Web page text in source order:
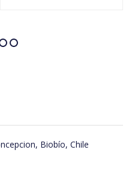
Biobío, Chile